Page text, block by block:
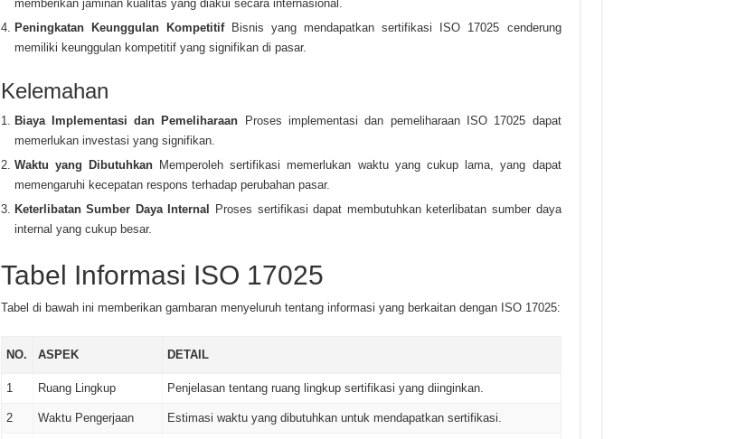
memberikan jaminan kualitas yang diakui secara internasional.
Peningkatan Keunggulan KompetitifBisnis yang mendapatkan sertifikasi ISO 17025 cenderung
memiliki keunggulan kompetitif yang signifikan di pasar.
Kelemahan
Biaya Implementasi dan Pemeliharaan Proses implementasi dan pemeliharaan ISO 17025 dapat
memerlukan investasi yang signifikan.
Waktu yang DibutuhkanMemperoleh sertifikasi memerlukan waktu yang cukup lama, yang dapat
memengaruhi kecepatan respons terhadap perubahan pasar.
Keterlibatan Sumber Daya Internal Proses sertifikasi dapat membutuhkan keterlibatan sumber daya
internal yang cukup besar.
Tabel Informasi ISO 17025
Tabel di bawah ini memberikan gambaran menyeluruh tentang informasi yang berkaitan dengan ISO 17025:
NO. ASPEK DETAIL
1 Ruang Lingkup Penjelasan tentang ruang lingkup sertifikasi yang diinginkan.
2 Waktu Pengerjaan Estimasi waktu yang dibutuhkan untuk mendapatkan sertifikasi.